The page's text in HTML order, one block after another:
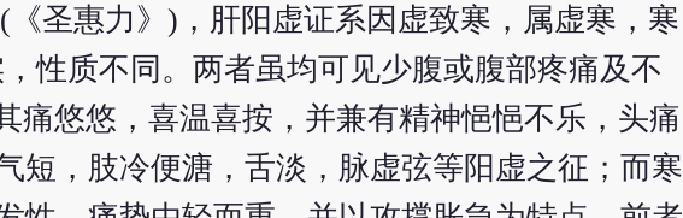
圣惠力》)，肝阳虚证系因虚致寒，属虚寒，寒
性质不同。两者虽均可见少腹或腹部疼痛及不
痛悠悠，喜温喜按，并兼有精神悒悒不乐，头痛
短，肢冷便溏，舌淡，脉虚弦等阳虚之征；而寒